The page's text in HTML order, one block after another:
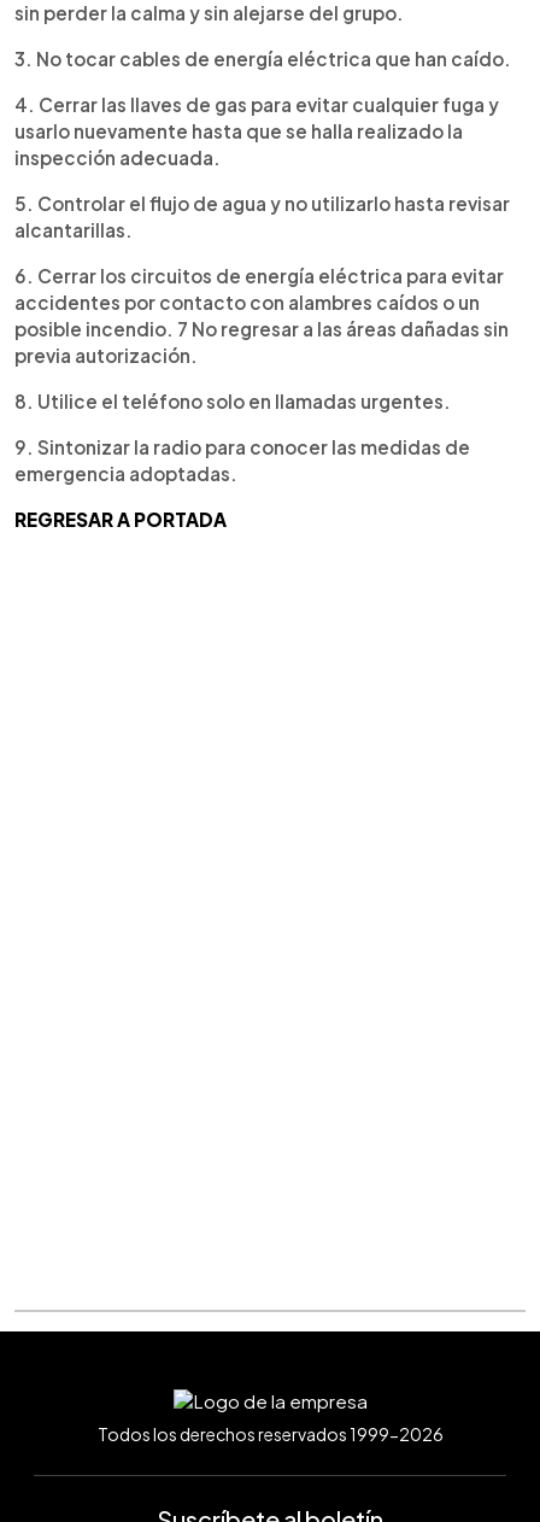
sin perder la calma y sin alejarse del grupo.
3. No tocar cables de energía eléctrica que han caído.
4. Cerrar las llaves de gas para evitar cualquier fuga y
usarlo nuevamente hasta que se halla realizado la
inspección adecuada.
5. Controlar el flujo de agua y no utilizarlo hasta revisar
alcantarillas.
6. Cerrar los circuitos de energía eléctrica para evitar
accidentes por contacto con alambres caídos o un
posible incendio. 7 No regresar a las áreas dañadas sin
previa autorización.
8. Utilice el teléfono solo en llamadas urgentes.
9. Sintonizar la radio para conocer las medidas de
emergencia adoptadas.
REGRESAR A PORTADA
Todos los derechos reservados 1999-2026